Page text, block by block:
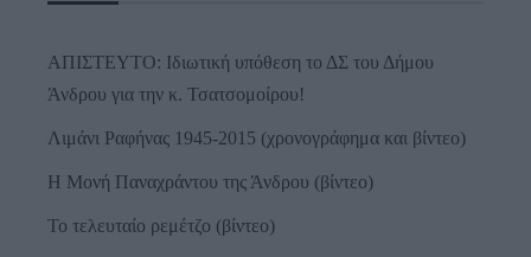
ΑΠΙΣΤΕΥΤΟ: Ιδιωτική υπόθεση το ΔΣ του Δήμου
Άνδρου για την κ. Τσατσομοίρου!
Λιμάνι Ραφήνας 1945-2015 (χρονογράφημα και βίντεο)
Η Μονή Παναχράντου της Άνδρου (βίντεο)
Το τελευταίο ρεμέτζο (βίντεο)